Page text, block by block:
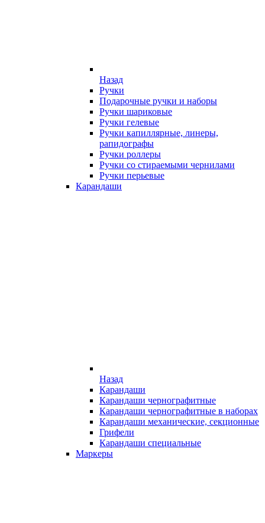
Назад
Ручки
Подарочные ручки и наборы
Ручки шариковые
Ручки гелевые
Ручки капиллярные, линеры,
рапидографы
Ручки роллеры
Ручки со стираемыми чернилами
Ручки перьевые
Карандаши
Назад
Карандаши
Карандаши чернографитные
Карандаши чернографитные в наборах
Карандаши механические, секционные
Грифели
Карандаши специальные
Маркеры